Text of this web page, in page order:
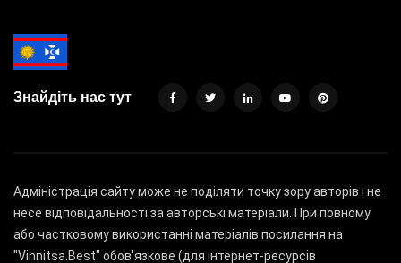
Знайдіть нас тут
Адміністрація сайту може не поділяти точку зору авторів і не
несе відповідальності за авторські матеріали. При повному
або частковому використанні матеріалів посилання на
"Vinnitsa.Best" обов'язкове (для інтернет-ресурсів